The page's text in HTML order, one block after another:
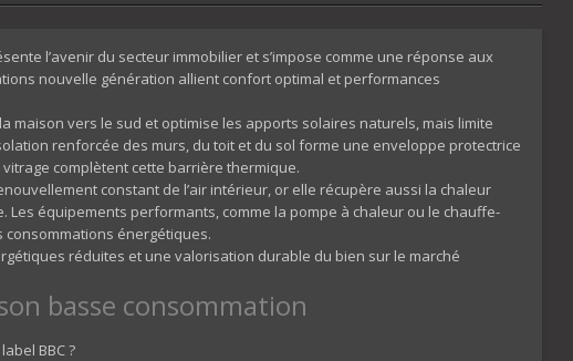
l’avenir du secteur immobilier et s’impose comme une réponse aux
nouvelle génération allient confort optimal et performances
maison vers le sud et optimise les apports solaires naturels, mais limite
renforcée des murs, du toit et du sol forme une enveloppe protectrice
complètent cette barrière thermique.
constant de l’air intérieur, or elle récupère aussi la chaleur
Les équipements performants, comme la pompe à chaleur ou le chauffe-
énergétiques.
réduites et une valorisation durable du bien sur le marché
basse consommation
BBC ?